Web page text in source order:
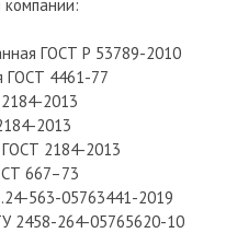
ГОСТ Р 53789-2010
ГОСТ 4461-77
2013
2013
ГОСТ 2184-2013
667–73
563-05763441-2019
2458-264-05765620-10